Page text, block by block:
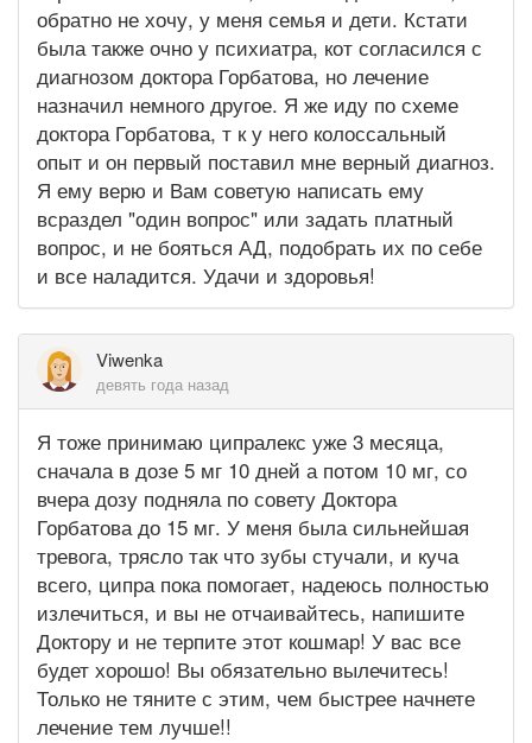
обратно не хочу, у меня семья и дети. Кстати
была также очно у психиатра, кот согласился с
диагнозом доктора Горбатова, но лечение
назначил немного другое. Я же иду по схеме
доктора Горбатова, т к у него колоссальный
опыт и он первый поставил мне верный диагноз.
Я ему верю и Вам советую написать ему
всраздел "один вопрос" или задать платный
вопрос, и не бояться АД, подобрать их по себе
и все наладится. Удачи и здоровья!
Viwenka
девять года назад
Я тоже принимаю ципралекс уже 3 месяца,
сначала в дозе 5 мг 10 дней а потом 10 мг, со
вчера дозу подняла по совету Доктора
Горбатова до 15 мг. У меня была сильнейшая
тревога, трясло так что зубы стучали, и куча
всего, ципра пока помогает, надеюсь полностью
излечиться, и вы не отчаивайтесь, напишите
Доктору и не терпите этот кошмар! У вас все
будет хорошо! Вы обязательно вылечитесь!
Только не тяните с этим, чем быстрее начнете
лечение тем лучше!!